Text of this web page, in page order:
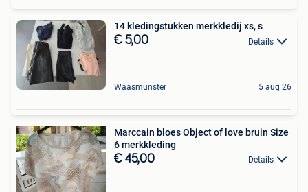
14 kledingstukken merkkledij xs, s
€ 5,00 Details
Waasmunster 5 aug 26
Marccain bloes Object of love bruin Size
6 merkkleding
€ 45,00 Details